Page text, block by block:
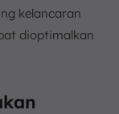
kelancaran
dioptimalkan